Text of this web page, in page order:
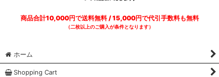
商品合計10,000円で送料無料 / 15,000円で代引手数料も無料
（二枚以上のご購入が条件となります）
ホーム
Shopping Cart